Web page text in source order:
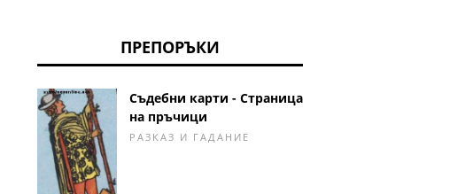
ПРЕПОРЪКИ
Съдебни карти - Страница
на пръчици
РАЗКАЗ И ГАДАНИЕ